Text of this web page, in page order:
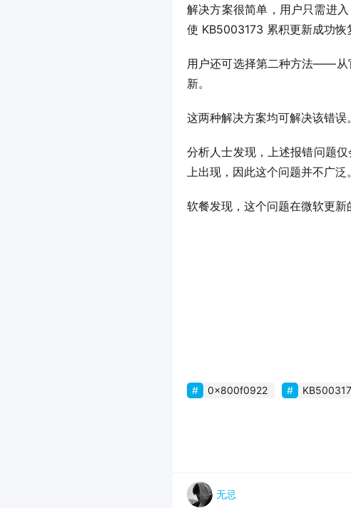
解决方案很简单，用户只需进
使 KB5003173 累积更新成功恢
用户还可选择第二种方法——从
新。
这两种解决方案均可解决该错误。
分析人士发现，上述报错问题
上出现，因此这个问题并不广泛。
软餐发现，这个问题在微软更新
0x800f0922
无忌